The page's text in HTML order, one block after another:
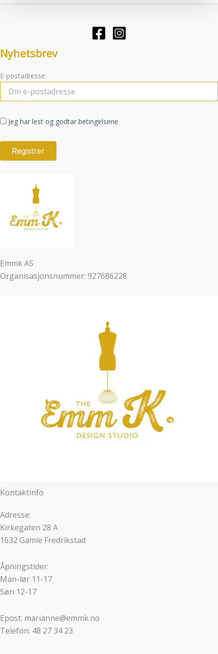
Nyhetsbrev
E-postadresse:
Jeg har lest og godtar betingelsene
Emmk AS
Organisasjonsnummer: 927686228
Kontaktinfo
Adresse:
Kirkegaten 28 A
1632 Gamle Fredrikstad
Åpningstider:
Man-lør 11-17
Søn 12-17
Epost: marianne@emmk.no
Telefon: 48 27 34 23